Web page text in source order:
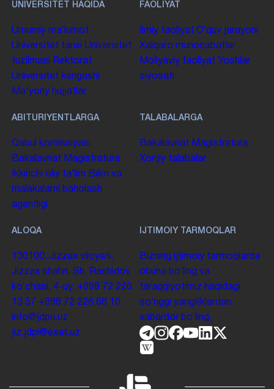
UNIVERSITET HAQIDA
Umumiy maʼlumot
Universitet tarixi Universitet
tuzilmasi
Rektorat
Universitet kengashi
Me'yoriy hujjatlar
FAOLIYAT
Ilmiy faoliyat Oʻquv jarayoni
Xalqaro munosabatlar
Moliyaviy faoliyat Yoshlar
siyosati
ABITURIYENTLARGA
Qabul komissiyasi
Bakalavriat Magistratura
Ikkinchi oliy taʼlim Bilim va
malakalarni baholash
agentligi
TALABALARGA
Bakalavriat Magistratura
Xorijiy talabalar
ALOQA
130100. Jizzax viloyati,
Jizzax shahri, Sh. Rashidov
koʻchasi, 4-uy. +998 72 226
13 57 +998 72 226 68 10
info@jdpu.uz
jiz.jdpi@exat.uz
IJTIMOIY TARMOQLAR
Bizning ijtimoiy tarmoqlarda
obuna boʻling va
taraqqiyotimiz haqidagi
soʻnggi yangiliklardan
xabardor boʻling.